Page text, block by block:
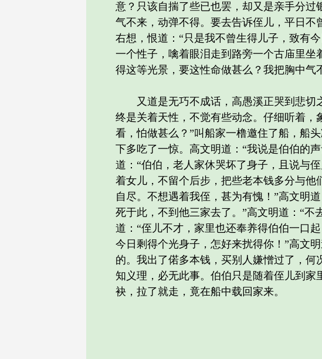
意？只该自揣了些已也罢，却又是亲手分
气不来，动弹不得。要去告诉侄儿，平日
右想，恨道：“只是我不曾生得儿子，致有
一个性子，噙着眼泪走到路旁一个古庙里
得这等光景，要这性命做甚么？我把胸中
又道是无巧不成话，高愚溪正哭到悲切
终是关着天性，不觉有些动念。仔细听着
看，怕做甚么？”叫船家一橹邀住了船，船
下多吃了一惊。高文明道：“我说是伯伯的
道：“伯伯，老人家休哭坏了身子，且说与
着女儿，不留个后步，把些老本钱多分与
自尽。不想遇着我侄，甚为有愧！”高文明
死于此，不到他三家去了。”高文明道：“不
道：“侄儿不才，家里也还奉养得伯伯一口
今日剩得个光身子，怎好来扰得你！”高文
的。我出了偌多本钱，买别人嫌憎过了，
知义理，必无此事。伯伯只是随着侄儿到
袂，拉了就走，竟在船中载回家来。